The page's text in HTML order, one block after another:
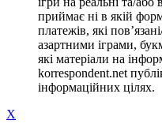
приймає ні в якій
платежів, які
азартними іграми,
які матеріали на
korrespondent.net
інформаційних цілях.
X